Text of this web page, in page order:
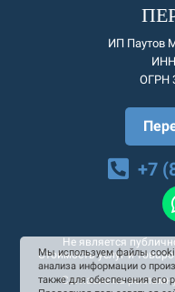
ИП Паутов
ИНН
ОГРН
+7
Не является
Стоимость услуг и
Согласие на
Мы используем файлы
анализа информации о
также для обеспечения его